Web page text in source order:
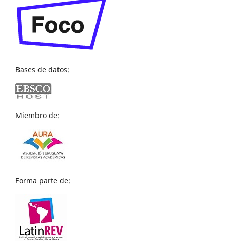
Bases de datos:
Miembro de:
Forma parte de: